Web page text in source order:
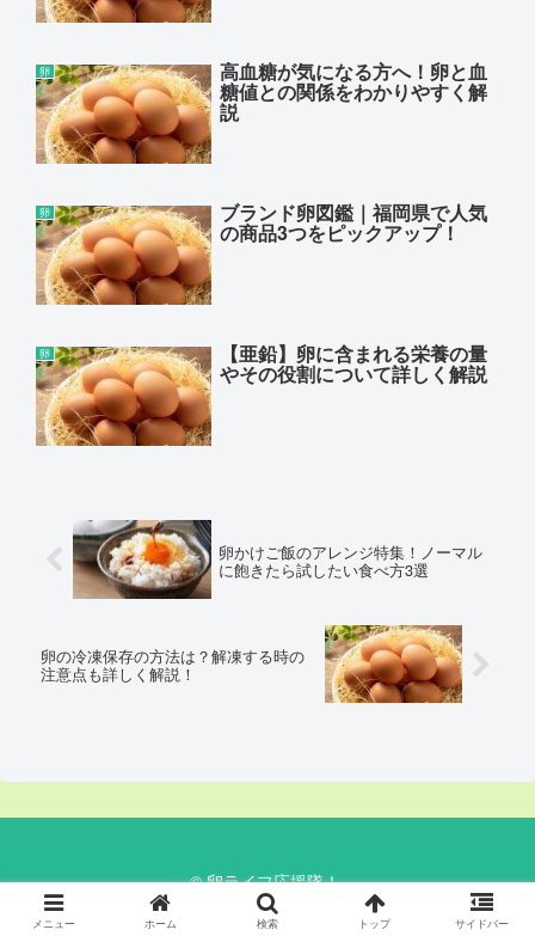
卵 高血糖が気になる方へ！卵と血
糖値との関係をわかりやすく解
説
卵 ブランド卵図鑑｜福岡県で人気
の商品3つをピックアップ！
卵 【亜鉛】卵に含まれる栄養の量
やその役割について詳しく解説
卵かけご飯のアレンジ特集！ノーマル
に飽きたら試したい食べ方3選
卵の冷凍保存の方法は？解凍する時の
注意点も詳しく解説！
© 卵ライフ応援隊！.
メニュー ホーム 検索 トップ サイドバー